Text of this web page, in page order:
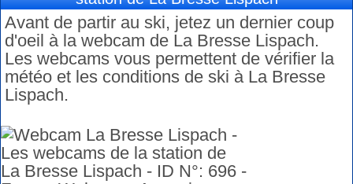
Avant de partir au ski, jetez un dernier coup
d'oeil à la webcam de La Bresse Lispach.
Les webcams vous permettent de vérifier la
météo et les conditions de ski à La Bresse
Lispach.